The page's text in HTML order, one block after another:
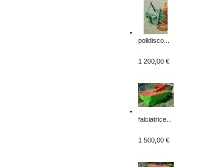
polidisco...
1 200,00 €
falciatrice...
1 500,00 €